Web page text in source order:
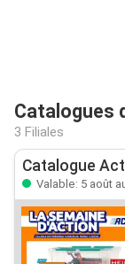
Catalogues
3 Filiales
Catalogue
Valable: 5 août